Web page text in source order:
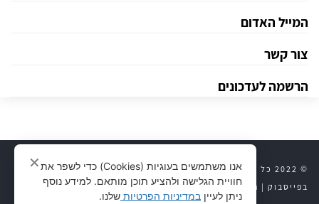
המייל האדום
צור קשר
הרשמה לעדכונים
© 2022 כל הזכויות שמורות לחריש 24 | יצירת קשר|
חריש 24
בפייסבוק | נדל״ן לוח דירות| פרויקטים קבלניים|מדיניות פרטיות
אנו משתמשים בעוגיות (Cookies) כדי לשפר את
חוויית הגלישה ולהציע תוכן מותאם. למידע נוסף
ניתן לעיין במדיניות הפרטיות שלנו.
✕